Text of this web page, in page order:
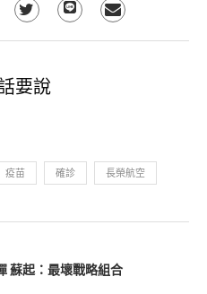
要說
疫苗 確診 長榮航空
蘇起：最壞戰略組合